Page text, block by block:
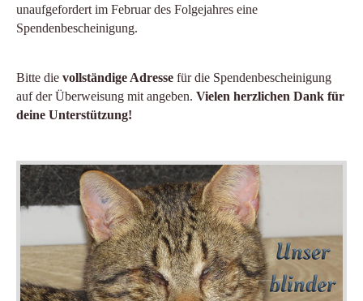
unaufgefordert im Februar des Folgejahres eine
Spendenbescheinigung.
Bitte die vollständige Adresse für die Spendenbescheinigung
auf der Überweisung mit angeben. Vielen herzlichen Dank für
deine Unterstützung!